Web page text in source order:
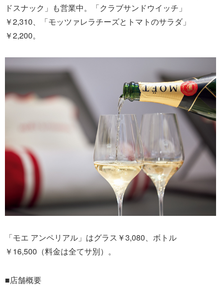
ドスナック」も営業中。「クラブサンドウイッチ」
￥2,310、「モッツァレラチーズとトマトのサラダ」
￥2,200。
「モエ アンペリアル」はグラス￥3,080、ボトル
￥16,500（料金は全てサ別）。
■店舗概要